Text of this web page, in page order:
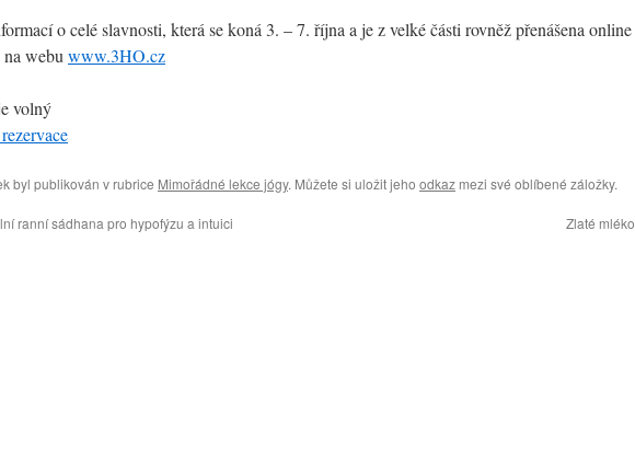
o celé slavnosti, která se koná 3. – 7. října a je z velké části rovněž přenášena online
na webu www.3HO.cz
volný
byl publikován v rubrice Mimořádné lekce jógy. Můžete si uložit jeho odkaz mezi své oblíbené záložky.
ranní sádhana pro hypofýzu a intuici Zlaté mléko